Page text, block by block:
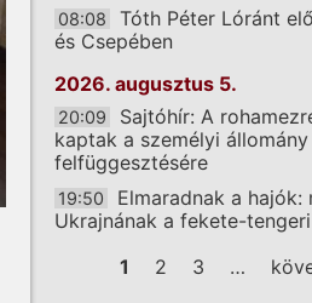
08:08
Tóth Péter Lóránt
és Csepében
2026. augusztus 5.
20:09
Sajtóhír: A
kaptak a személyi
felfüggesztésére
19:50
Elmaradnak a hajók:
Ukrajnának a fekete-
Oldalak
1 2 3 …